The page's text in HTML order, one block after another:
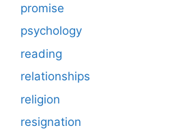
promise
psychology
reading
relationships
religion
resignation